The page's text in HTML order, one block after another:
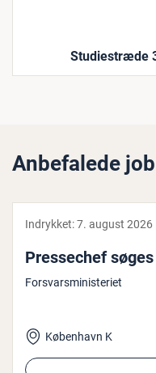
Studiestræde
Anbefalede job
Indrykket:7. august 2026
Pres­se­chef
Forsvarsministeriet
København K